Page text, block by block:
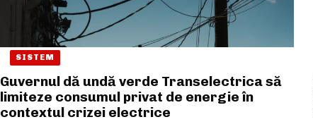
SISTEM
Guvernul dă undă verde Transelectrica să
limiteze consumul privat de energie în
contextul crizei electrice